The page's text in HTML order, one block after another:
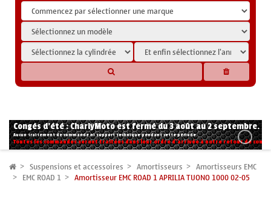
Congés d'été : CharlyMoto est fermé du 3 août au 2 septembre.
Aucun traitement de commande ni support technique pendant cette période.
Toutes les commandes seront traitées dans leur ordre d'arrivée à notre retour de
Suspensions et accessoires Amortisseurs Amortisseurs EMC
EMC ROAD 1 Amortisseur EMC ROAD 1 APRILIA TUONO 1000 02-05